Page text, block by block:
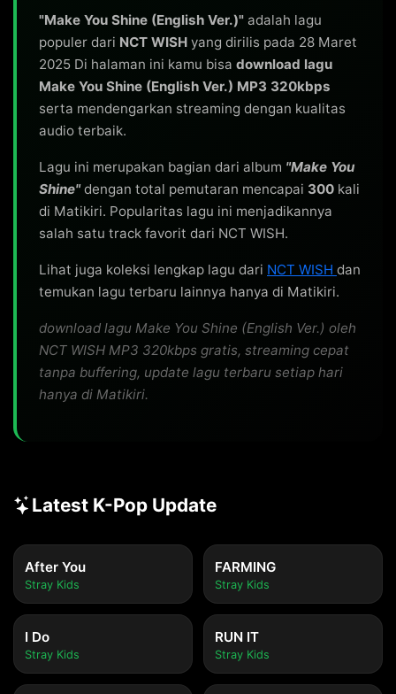
"Make You Shine (English Ver.)" adalah lagu
populer dari NCT WISH yang dirilis pada 28 Maret
2025 Di halaman ini kamu bisa download lagu
Make You Shine (English Ver.) MP3 320kbps
serta mendengarkan streaming dengan kualitas
audio terbaik.
Lagu ini merupakan bagian dari album "Make You
Shine"dengan total pemutaran mencapai 300 kali
di Matikiri. Popularitas lagu ini menjadikannya
salah satu track favorit dari NCT WISH.
Lihat juga koleksi lengkap lagu dari NCT WISH dan
temukan lagu terbaru lainnya hanya di Matikiri.
download lagu Make You Shine (English Ver.) oleh
NCT WISH MP3 320kbps gratis, streaming cepat
tanpa buffering, update lagu terbaru setiap hari
hanya di Matikiri.
Latest K-Pop Update
After You
Stray Kids
FARMING
Stray Kids
I Do
Stray Kids
RUN IT
Stray Kids